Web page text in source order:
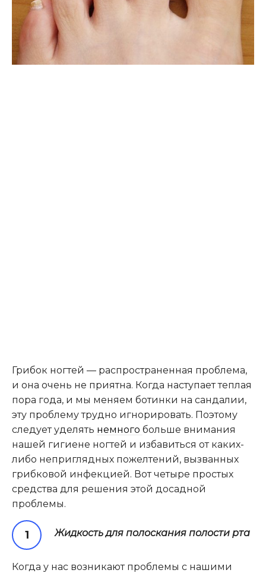
Грибок ногтей — распространенная проблема,
и она очень не приятна. Когда наступает теплая
пора года, и мы меняем ботинки на сандалии,
эту проблему трудно игнорировать. Поэтому
следует уделять немного больше внимания
нашей гигиене ногтей и избавиться от каких-
либо неприглядных пожелтений, вызванных
грибковой инфекцией. Вот четыре простых
средства для решения этой досадной
проблемы.
Жидкость для полоскания полости рта
Когда у нас возникают проблемы с нашими